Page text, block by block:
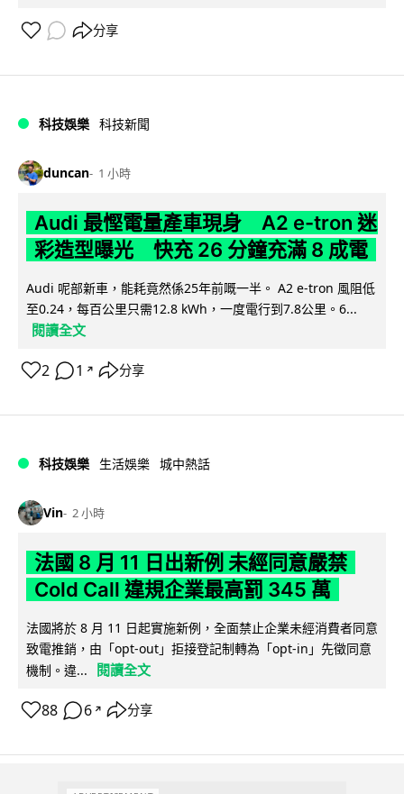
分享
科技娛樂 科技新聞
duncan 1 小時
Audi 最慳電量產車現身 A2 e-tron 迷
彩造型曝光 快充 26 分鐘充滿 8 成電
Audi 呢部新車，能耗竟然係25年前嘅一半。 A2 e-tron 風阻低
至0.24，每百公里只需12.8 kWh，一度電行到7.8公里。6...
閱讀全文
2 1 ↗ 分享
科技娛樂 生活娛樂 城中熱話
Vin 2 小時
法國 8 月 11 日出新例 未經同意嚴禁
Cold Call 違規企業最高罰 345 萬
法國將於 8 月 11 日起實施新例，全面禁止企業未經消費者同意
致電推銷，由「opt-out」拒接登記制轉為「opt-in」先徵同意
機制。違...
閱讀全文
88 6 ↗ 分享